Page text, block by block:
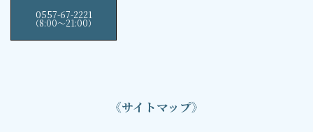
0557-67-2221
（8:00〜21:00）
《サイトマップ》